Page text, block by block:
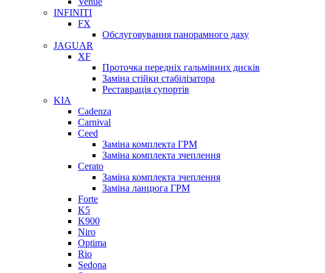
INFINITI
FX
Обслуговування панорамного даху
JAGUAR
XF
Проточка передніх гальмівних дисків
Заміна стійки стабілізатора
Реставрація супортів
KIA
Cadenza
Carnival
Ceed
Заміна комплекта ГРМ
Заміна комплекта зчеплення
Cerato
Заміна комплекта зчеплення
Заміна ланцюга ГРМ
Forte
K5
K900
Niro
Optima
Rio
Sedona